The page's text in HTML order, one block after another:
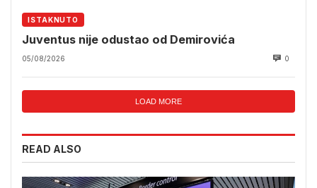
ISTAKNUTO
Juventus nije odustao od Demirovića
05/08/2026 0
LOAD MORE
READ ALSO